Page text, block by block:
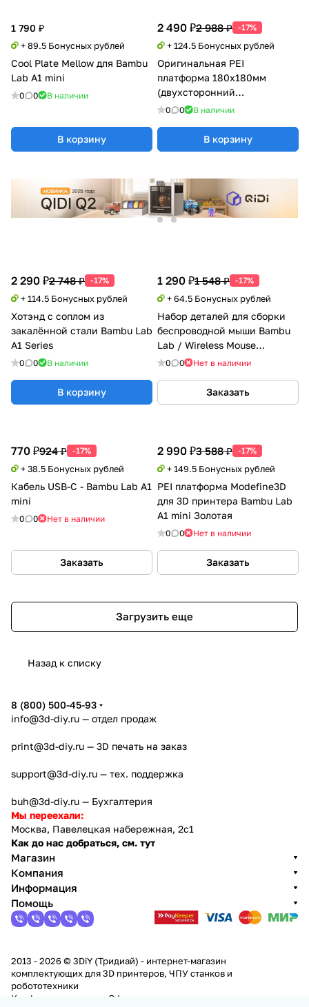
1 790 ₽
+ 89.5 Бонусных рублей
Cool Plate Mellow для Bambu
Lab A1 mini
0 0 В наличии
В корзину
2 490 ₽2 988 ₽ -17%
+ 124.5 Бонусных рублей
Оригинальная PEI
платформа 180x180мм
(двухсторонний
текстурированный PEI)
0 0 В наличии
В корзину
2 290 ₽2 748 ₽ -17%
+ 114.5 Бонусных рублей
Хотэнд с соплом из
закалённой стали Bambu Lab
A1 Series
0 0 В наличии
В корзину
1 290 ₽1 548 ₽ -17%
+ 64.5 Бонусных рублей
Набор деталей для сборки
беспроводной мыши Bambu
Lab / Wireless Mouse
Components Kit 002
0 0 Нет в наличии
Заказать
770 ₽924 ₽ -17%
+ 38.5 Бонусных рублей
Кабель USB-C - Bambu Lab A1
mini
0 0 Нет в наличии
Заказать
2 990 ₽3 588 ₽ -17%
+ 149.5 Бонусных рублей
PEI платформа Modefine3D
для 3D принтера Bambu Lab
A1 mini Золотая
0 0 Нет в наличии
Заказать
Загрузить еще
Назад к списку
8 (800) 500-45-93
info@3d-diy.ru — отдел продаж
print@3d-diy.ru — 3D печать на заказ
support@3d-diy.ru — тех. поддержка
buh@3d-diy.ru — Бухгалтерия
Мы переехали:
Москва, Павелецкая набережная, 2с1
Как до нас добраться, см. тут
Магазин
Компания
Информация
Помощь
2013 - 2026 © 3DiY (Тридиай) - интернет-магазин
комплектующих для 3D принтеров, ЧПУ станков и
робототехники
Конфиденциальность Оферта